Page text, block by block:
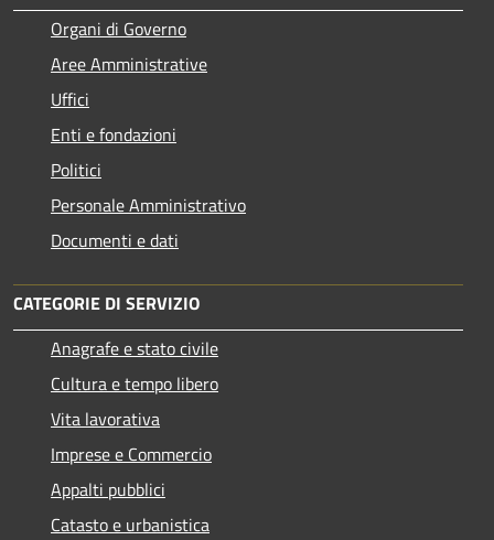
Organi di Governo
Aree Amministrative
Uffici
Enti e fondazioni
Politici
Personale Amministrativo
Documenti e dati
CATEGORIE DI SERVIZIO
Anagrafe e stato civile
Cultura e tempo libero
Vita lavorativa
Imprese e Commercio
Appalti pubblici
Catasto e urbanistica